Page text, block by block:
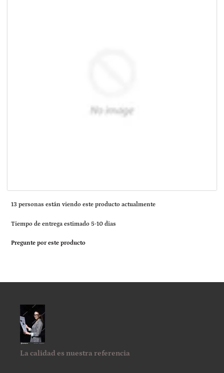
13 personas están viendo este producto actualmente
Tiempo de entrega estimado 5-10 dias
Pregunte por este producto
La calidad es nuestra referencia